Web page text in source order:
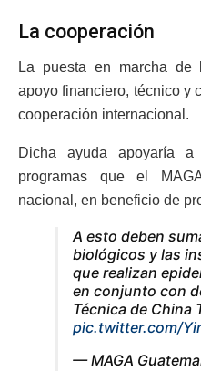
La cooperación
La puesta en marcha de
apoyo financiero, técnico y
cooperación internacional.
Dicha ayuda apoyaría
programas que el
nacional, en beneficio de
A esto deben
biológicos y las
que realizan
en conjunto con
Técnica de China
pic.twitter.com/
— MAGA